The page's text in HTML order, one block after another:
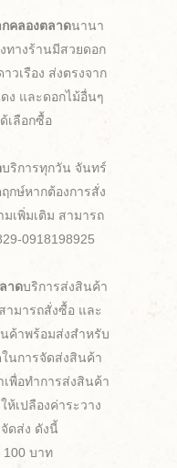
คลองตลาดนานา
ทางร้านมีสวยดอก
วเรือง ส่งตรงจาก
ง และดอกไม้อื่นๆ
เลือกซื้อ
บริการทุกวัน จันทร์
กษ์หากต้องการสั่ง
เพิ่มเติม สามารถ
0918198925
าดบริการส่งสินค้า
ามารถสั่งซื้อ และ
ค้าพร้อมส่งสำหรับ
นการจัดส่งสินค้า
พื่อทำการส่งสินค้า
เปลืองค่าระวาง
ดส่ง ดังนี้
บาท